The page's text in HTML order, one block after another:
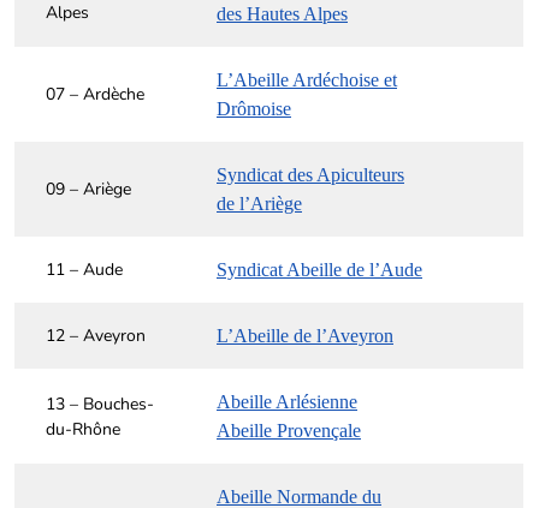
Alpes
des Hautes Alpes
07 – Ardèche
L’Abeille Ardéchoise et
Drômoise
09 – Ariège
Syndicat des Apiculteurs
de l’Ariège
11 – Aude Syndicat Abeille de l’Aude
12 – Aveyron L’Abeille de l’Aveyron
13 – Bouches-
du-Rhône
Abeille Arlésienne
Abeille Provençale
Abeille Normande du